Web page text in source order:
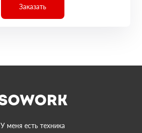
Заказать
У меня есть техника